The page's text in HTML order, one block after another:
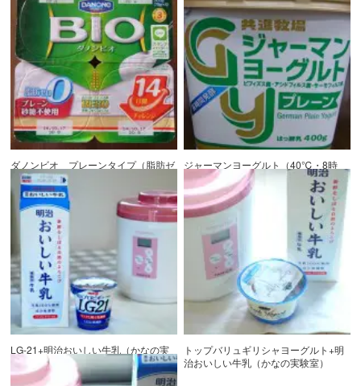
ダノンビオ プレーンタイプ（脂肪ゼ
ロ砂糖不使用・1000ml）
ジャーマンヨーグルト（40℃・8時
間）
LG-21+明治おいしい牛乳（かなの実
験室）
トップバリュギリシャヨーグルト+明
治おいしい牛乳（かなの実験室）